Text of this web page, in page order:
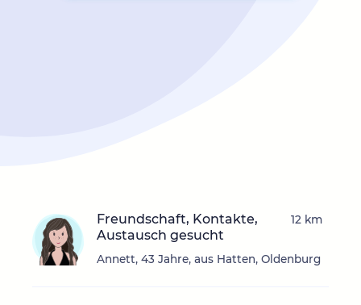
Freundschaft, Kontakte,
Austausch gesucht
Annett, 43 Jahre, aus Hatten, Oldenburg
12 km